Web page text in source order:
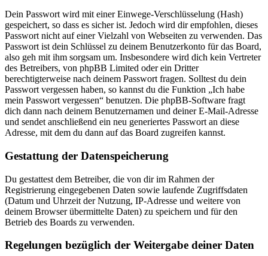
Dein Passwort wird mit einer Einwege-Verschlüsselung (Hash)
gespeichert, so dass es sicher ist. Jedoch wird dir empfohlen, dieses
Passwort nicht auf einer Vielzahl von Webseiten zu verwenden. Das
Passwort ist dein Schlüssel zu deinem Benutzerkonto für das Board,
also geh mit ihm sorgsam um. Insbesondere wird dich kein Vertreter
des Betreibers, von phpBB Limited oder ein Dritter
berechtigterweise nach deinem Passwort fragen. Solltest du dein
Passwort vergessen haben, so kannst du die Funktion „Ich habe
mein Passwort vergessen“ benutzen. Die phpBB-Software fragt
dich dann nach deinem Benutzernamen und deiner E-Mail-Adresse
und sendet anschließend ein neu generiertes Passwort an diese
Adresse, mit dem du dann auf das Board zugreifen kannst.
Gestattung der Datenspeicherung
Du gestattest dem Betreiber, die von dir im Rahmen der
Registrierung eingegebenen Daten sowie laufende Zugriffsdaten
(Datum und Uhrzeit der Nutzung, IP-Adresse und weitere von
deinem Browser übermittelte Daten) zu speichern und für den
Betrieb des Boards zu verwenden.
Regelungen bezüglich der Weitergabe deiner Daten